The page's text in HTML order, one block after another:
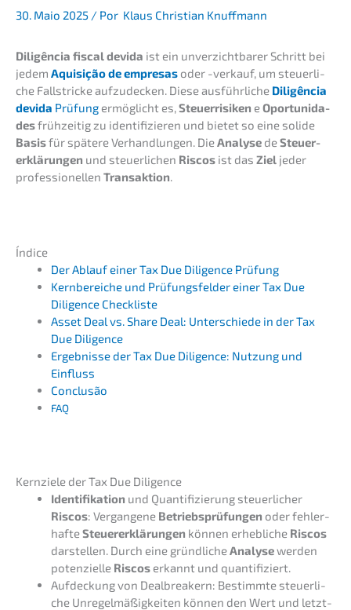
30. Maio 2025 / Por Klaus Christian Knuffmann
Diligên­cia fiscal devida ist ein unver­zicht­ba­rer Schritt bei
jedem Aquisi­ção de empre­sas oder -verkauf, um steuer­li­
che Fallstri­cke aufzu­de­cken. Diese ausführ­li­che Diligên­cia
devida Prüfung ermög­licht es,Steuer­ri­si­ken eOportu­ni­d­a­
desfrühzei­tig zu identi­fi­zie­ren und bietet so eine solide
Basisfür späte­re Verhand­lun­gen. DieAnaly­se deSteuer­
erklä­run­gen und steuer­li­chen Riscos ist das Ziel jeder
profes­sio­nel­len Trans­ak­ti­on.
Índice
Der Ablauf einer Tax Due Diligence Prüfung
Kernbe­rei­che und Prüfungs­fel­der einer Tax Due
Diligence Checkliste
Asset Deal vs. Share Deal: Unter­schie­de in der Tax
Due Diligence
Ergeb­nis­se der Tax Due Diligence: Nutzung und
Einfluss
Conclusão
FAQ
Kernzie­le der Tax Due Diligence
Identi­fi­ka­ti­on und Quanti­fi­zie­rung steuer­li­cher
Riscos: Vergan­ge­ne Betriebs­prü­fun­gen oder fehler­
haf­teSteuer­erklä­run­gen können erheb­li­che Riscos
darstel­len. Durch eine gründ­li­cheAnaly­sewerden
poten­zi­el­le Riscos erkannt und quantifiziert.
Aufde­ckung von Dealb­rea­k­ern: Bestimm­te steuer­li­
che Unregel­mä­ßig­kei­ten können den Wert und letzt­